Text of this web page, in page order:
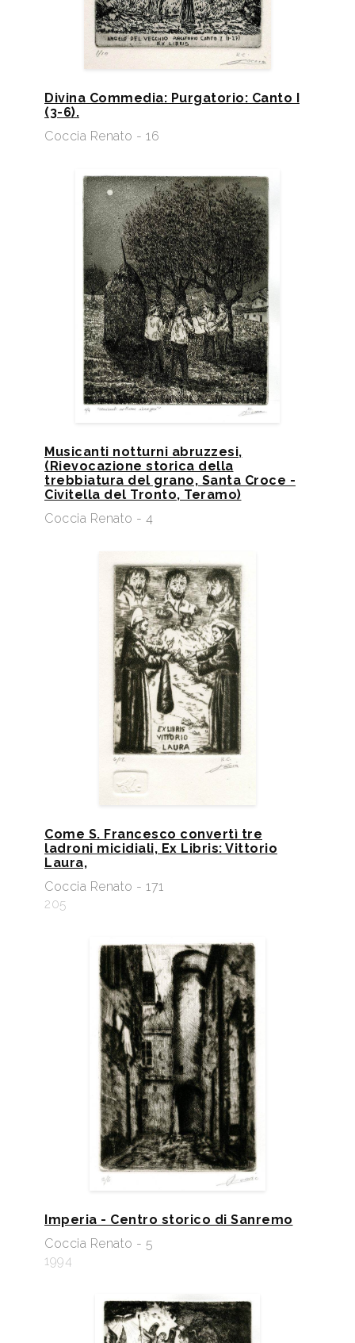
Divina Commedia: Purgatorio: Canto I
(3-6).
Coccia Renato - 16
Musicanti notturni abruzzesi,
(Rievocazione storica della
trebbiatura del grano, Santa Croce -
Civitella del Tronto, Teramo)
Coccia Renato - 4
Come S. Francesco convertì tre
ladroni micidiali, Ex Libris: Vittorio
Laura,
Coccia Renato - 171
205
Imperia - Centro storico di Sanremo
Coccia Renato - 5
1994